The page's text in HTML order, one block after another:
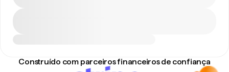
Construído com parceiros financeiros de confiança